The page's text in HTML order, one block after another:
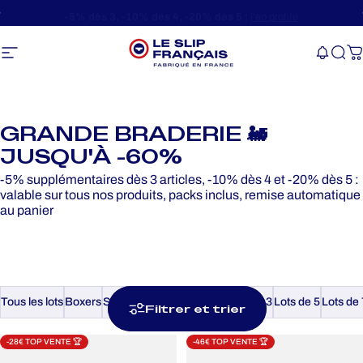
Navigation Le Slip Français
GRANDE BRADERIE 🚂
JUSQU'À -60%
-5% supplémentaires dès 3 articles, -10% dès 4 et -20% dès 5 :
valable sur tous nos produits, packs inclus, remise automatique
au panier
Filtrer et trier
Tous les lots BoxersSlips Caleçons Lots de 3 Lots de 5 Lots de
-28€ TOP VENTE 🏆 -46€ TOP VENTE 🏆